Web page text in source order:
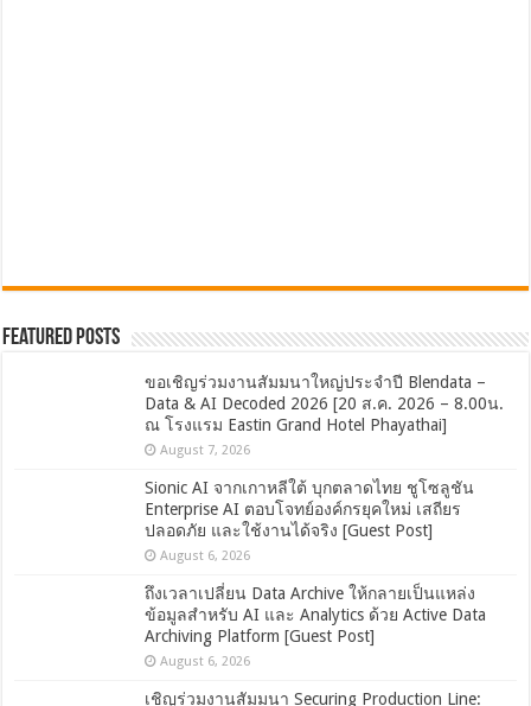
Featured Posts
ขอเชิญร่วมงานสัมมนาใหญ่ประจำปี Blendata –
Data & AI Decoded 2026 [20 ส.ค. 2026 – 8.00น.
ณ โรงแรม Eastin Grand Hotel Phayathai]
August 7, 2026
Sionic AI จากเกาหลีใต้ บุกตลาดไทย ชูโซลูชัน
Enterprise AI ตอบโจทย์องค์กรยุคใหม่ เสถียร
ปลอดภัย และใช้งานได้จริง [Guest Post]
August 6, 2026
ถึงเวลาเปลี่ยน Data Archive ให้กลายเป็นแหล่ง
ข้อมูลสำหรับ AI และ Analytics ด้วย Active Data
Archiving Platform [Guest Post]
August 6, 2026
เชิญร่วมงานสัมมนา Securing Production Line: